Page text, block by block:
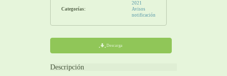
Categorías:
2021
Avisos
notificación
Descarga
Descripción